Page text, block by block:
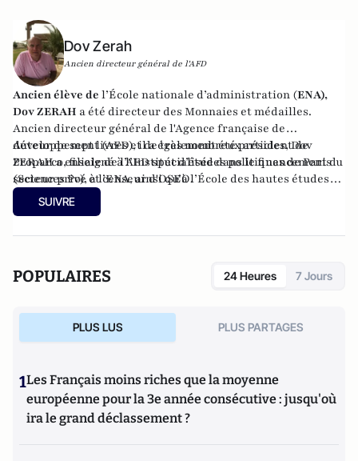
Dov Zerah
Ancien directeur général de l'AFD
Ancien élève de l’École nationale d’administration (ENA),
Dov ZERAH a été directeur des Monnaies et médailles.
Ancien directeur général de l'Agence française de
développement (AFD), il a également été président de
Proparco, filiale de l’AFD spécialisée dans le financement du
secteur privé et censeur d'OSEO.
Auteur de sept livres et de très nombreux articles, Dov
ZERAH a enseigné à l’Institut d’études politiques de Paris
(Sciences Po), à l’ENA, ainsi qu’à l’École des hautes études
commerciales de Paris (HEC). Conseiller municipal de
Neuilly-sur-Seine de 2008 à 2014, et à nouveau depuis 2020.
SUIVRE
POPULAIRES 24 Heures 7 Jours
PLUS LUS PLUS PARTAGES
1Les Français moins riches que la moyenne
européenne pour la 3e année consécutive : jusqu'où
ira le grand déclassement ?